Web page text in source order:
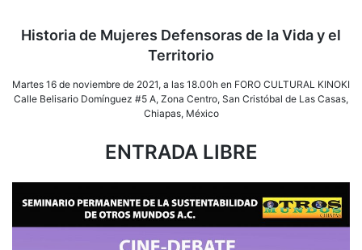
Historia de Mujeres Defensoras de la Vida y el
Territorio
Martes 16 de noviembre de 2021, a las 18.00h en FORO CULTURAL KINOKI
Calle Belisario Domínguez #5 A, Zona Centro, San Cristóbal de Las Casas,
Chiapas, México
ENTRADA LIBRE